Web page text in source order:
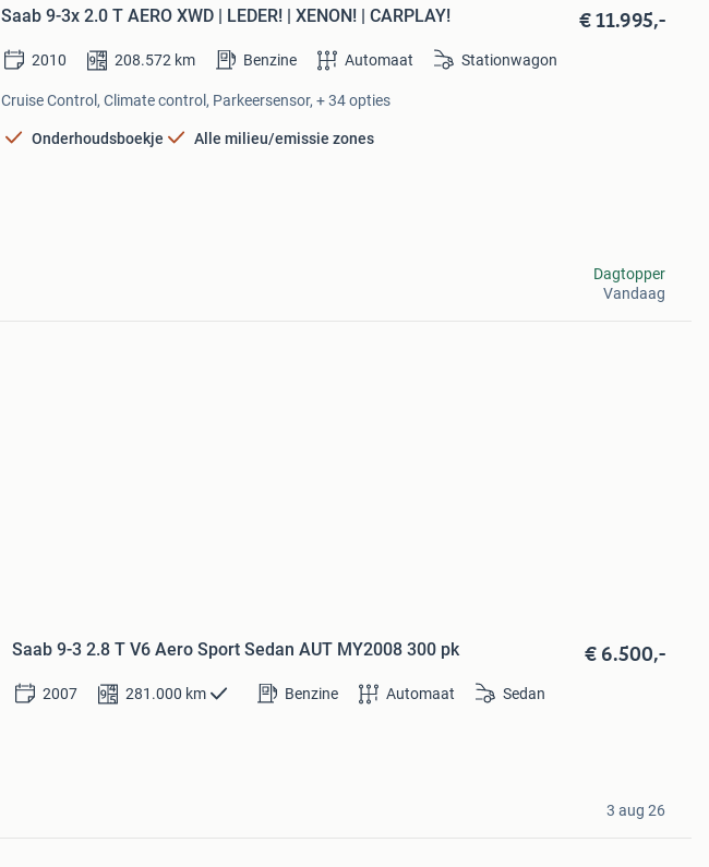
Saab 9-3x 2.0 T AERO XWD | LEDER! | XENON! | CARPLAY! € 11.995,-
2010 208.572 km Benzine Automaat Stationwagon
Cruise Control, Climate control, Parkeersensor, + 34 opties
Onderhoudsboekje Alle milieu/emissie zones
Dagtopper
Vandaag
Saab 9-3 2.8 T V6 Aero Sport Sedan AUT MY2008 300 pk € 6.500,-
2007 281.000 km Benzine Automaat Sedan
3 aug 26